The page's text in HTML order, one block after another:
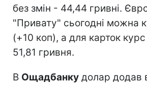
без змін - 44,44 гривні.
"Привату" сьогодні можна
(+10 коп), а для карток курс
51,81 гривня.
В Ощадбанку долар додав